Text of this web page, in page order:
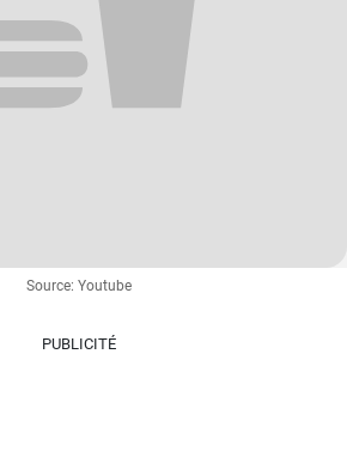
Source: Youtube
PUBLICITÉ